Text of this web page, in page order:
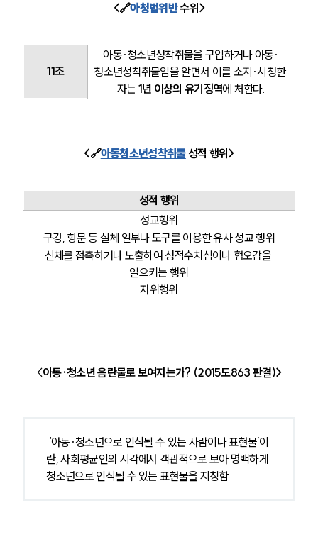
<🔗아청법위반 수위>
11조
아동·청소년성착취물을 구입하거나 아동·
청소년성착취물임을 알면서 이를 소지·시청한
자는 1년 이상의 유기징역에 처한다.
<🔗아동청소년성착취물 성적 행위>
성적 행위
성교행위
구강, 항문 등 실체 일부나 도구를 이용한 유사 성교 행위
신체를 접촉하거나 노출하여 성적수치심이나 혐오감을
일으키는 행위
자위행위
<아동·청소년 음란물로 보여지는가? (2015도863 판결)>
‘아동·청소년으로 인식될 수 있는 사람이나 표현물’이
란, 사회평균인의 시각에서 객관적으로 보아 명백하게
청소년으로 인식될 수 있는 표현물을 지칭함